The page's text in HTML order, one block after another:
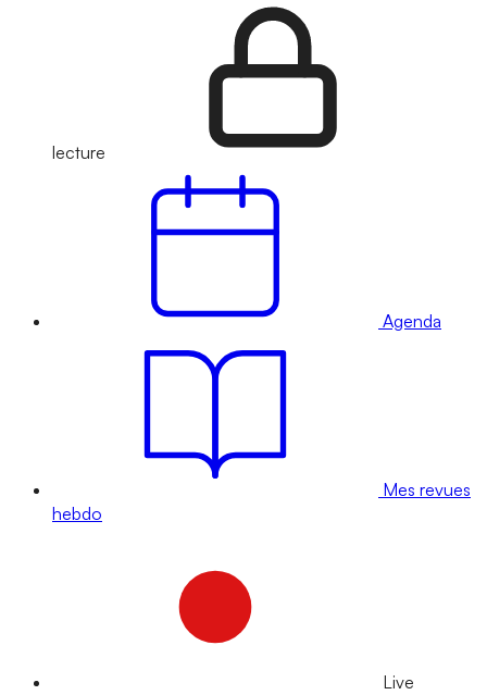
lecture
Agenda
Mes revues
hebdo
Live